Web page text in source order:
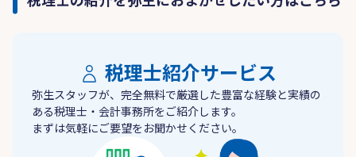
税理士紹介サービス
弥生スタッフが、完全無料で厳選した豊富な経験と実績の
ある税理士・会計事務所をご紹介します。
まずは気軽にご要望をお聞かせください。